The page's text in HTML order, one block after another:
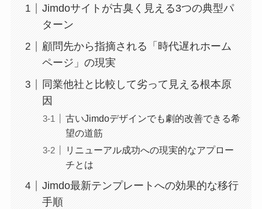
Jimdoサイトが古臭く見える3つの典型パ
ターン
顧問先から指摘される「時代遅れホーム
ページ」の現実
同業他社と比較して劣って見える根本原
因
古いJimdoデザインでも劇的改善できる希
望の道筋
リニューアル成功への現実的なアプロー
チとは
Jimdo最新テンプレートへの効果的な移行
手順